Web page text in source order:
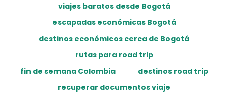
viajes baratos desde Bogotá
escapadas económicas Bogotá
destinos económicos cerca de Bogotá
rutas para road trip
fin de semana Colombia
destinos road trip
recuperar documentos viaje